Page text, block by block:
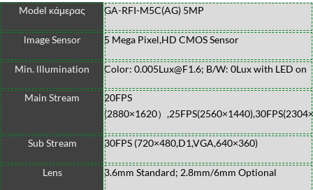
Model κάμερας GA-RFI-M5C(AG) 5MP
lmage Sensor 5 Mega Pixel,HD CMOS Sensor
Min. lllumination Color: 0.005Lux@F1.6; B/W: 0Lux with LED on
Main Stream
20FPS
(2880×1620）
Sub Stream 30FPS (720×480,D1,VGA,640×360)
Lens 3.6mm Standard; 2.8mm/6mm Optional